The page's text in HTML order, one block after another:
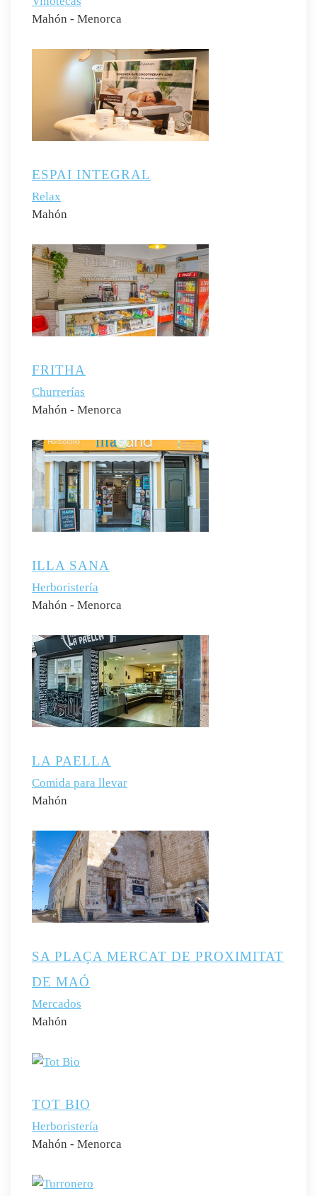
Mahón - Menorca
ESPAI INTEGRAL
Relax
Mahón
FRITHA
Churrerías
Mahón - Menorca
ILLA SANA
Herboristería
Mahón - Menorca
LA PAELLA
Comida para llevar
Mahón
SA PLAÇA MERCAT DE PROXIMITAT
DE MAÓ
Mercados
Mahón
TOT BIO
Herboristería
Mahón - Menorca